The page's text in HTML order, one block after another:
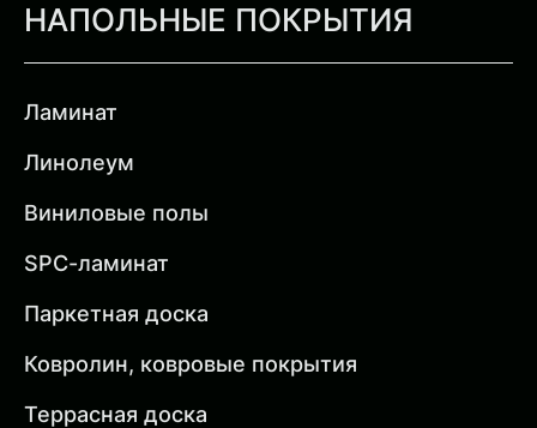
НАПОЛЬНЫЕ ПОКРЫТИЯ
Ламинат
Линолеум
Виниловые полы
SPC-ламинат
Паркетная доска
Ковролин, ковровые покрытия
Террасная доска